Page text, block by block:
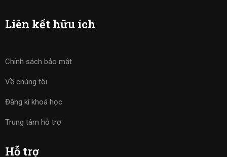
Liên kết hữu ích
Chính sách bảo mật
Về chúng tôi
Đăng kí khoá học
Trung tâm hỗ trợ
Hỗ trợ